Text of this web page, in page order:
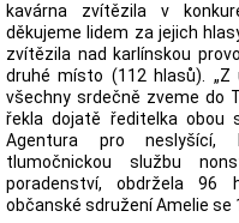
kavárna zvítězila v
děkujeme lidem za jejich
zvítězila nad karlínskou
druhé místo (112 hlasů).
všechny srdečně zveme do
řekla dojatě ředitelka obou
Agentura pro neslyšící,
tlumočnickou službu
poradenství, obdržela 96
občanské sdružení Amelie se